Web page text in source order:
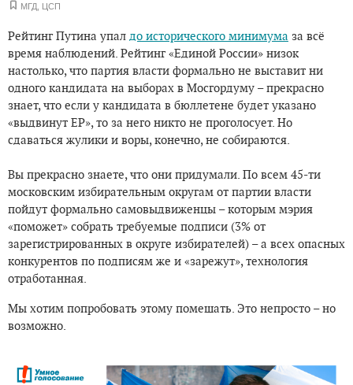
МГД ЦСП
Рейтинг Путина упал до исторического минимума за всё
время наблюдений. Рейтинг «Единой России» низок
настолько, что партия власти формально не выставит ни
одного кандидата на выборах в Мосгордуму – прекрасно
знает, что если у кандидата в бюллетене будет указано
«выдвинут ЕР», то за него никто не проголосует. Но
сдаваться жулики и воры, конечно, не собираются.
Вы прекрасно знаете, что они придумали. По всем 45-ти
московским избирательным округам от партии власти
пойдут формально самовыдвиженцы – которым мэрия
«поможет» собрать требуемые подписи (3% от
зарегистрированных в округе избирателей) – а всех опасных
конкурентов по подписям же и «зарежут», технология
отработанная.
Мы хотим попробовать этому помешать. Это непросто – но
возможно.